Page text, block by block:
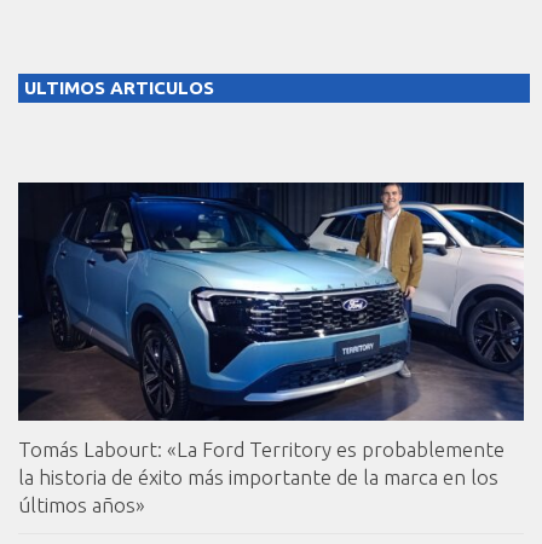
ULTIMOS ARTICULOS
Tomás Labourt: «La Ford Territory es probablemente
la historia de éxito más importante de la marca en los
últimos años»